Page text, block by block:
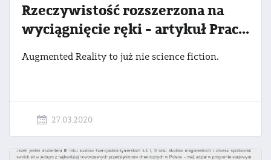
Rzeczywistość rozszerzona na
wyciągnięcie ręki - artykuł Praca.pl
Augmented Reality to już nie science fiction.
27.03.2020